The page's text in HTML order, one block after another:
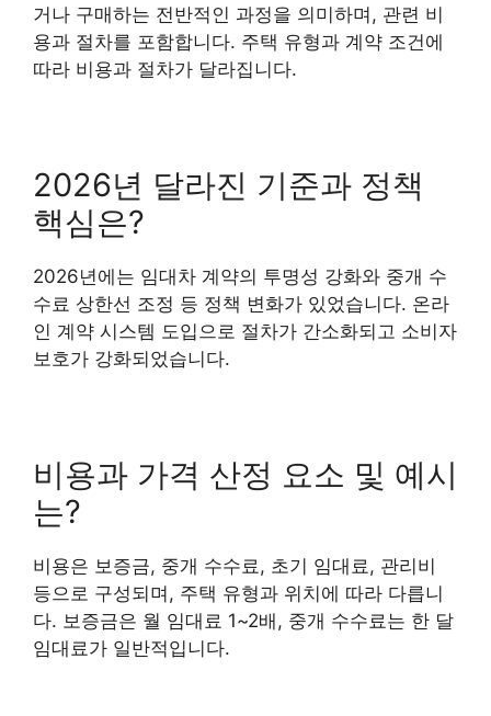
거나 구매하는 전반적인 과정을 의미하며, 관련 비
용과 절차를 포함합니다. 주택 유형과 계약 조건에
따라 비용과 절차가 달라집니다.
2026년 달라진 기준과 정책
핵심은?
2026년에는 임대차 계약의 투명성 강화와 중개 수
수료 상한선 조정 등 정책 변화가 있었습니다. 온라
인 계약 시스템 도입으로 절차가 간소화되고 소비자
보호가 강화되었습니다.
비용과 가격 산정 요소 및 예시
는?
비용은 보증금, 중개 수수료, 초기 임대료, 관리비
등으로 구성되며, 주택 유형과 위치에 따라 다릅니
다. 보증금은 월 임대료 1~2배, 중개 수수료는 한 달
임대료가 일반적입니다.